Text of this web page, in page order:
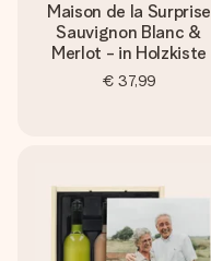
Maison de la Surprise
Sauvignon Blanc &
Merlot - in Holzkiste
€ 37,99